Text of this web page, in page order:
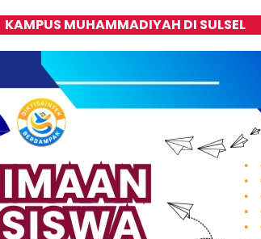
KAMPUS MUHAMMADIYAH DI SULSEL